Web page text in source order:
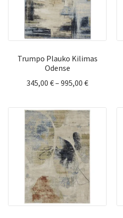
Trumpo Plauko Kilimas
Odense
345,00 €– 995,00 €Price
345,00 €
through
995,00 €